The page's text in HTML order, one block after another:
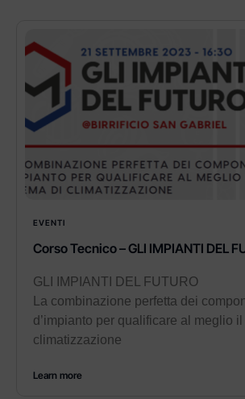
EVENTI
Corso Tecnico – GLI IMPIANTI DEL
GLI IMPIANTI DEL FUTURO
La combinazione perfetta dei
d’impianto per qualificare al meglio
climatizzazione
Learn more